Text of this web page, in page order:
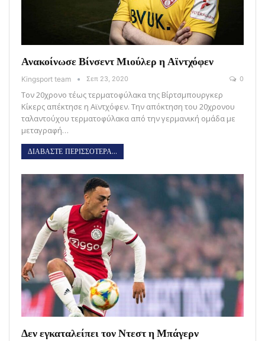
Ανακοίνωσε Βίνσεντ Μιούλερ η Αϊντχόφεν
Kingsport team Σεπ 23, 2020 0
Τον 20χρονο τέως τερματοφύλακα της Βίρτσμπουργκερ
Κίκερς απέκτησε η Αϊντχόφεν. Την απόκτηση του 20χρονου
ταλαντούχου τερματοφύλακα από την γερμανική ομάδα με
μεταγραφή…
ΔΙΑΒΑΣΤΕ ΠΕΡΙΣΣΟΤΕΡΑ...
Δεν εγκαταλείπει τον Ντεστ η Μπάγερν